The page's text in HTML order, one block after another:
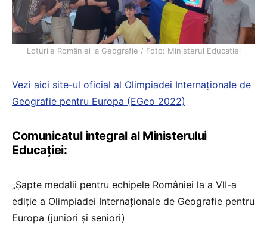
Loturile României la Geografie / Foto: Ministerul Educației
Vezi aici site-ul oficial al Olimpiadei Internaționale de
Geografie pentru Europa (EGeo 2022)
Comunicatul integral al Ministerului
Educației:
„Șapte medalii pentru echipele României la a VII-a
ediție a Olimpiadei Internaționale de Geografie pentru
Europa (juniori și seniori)